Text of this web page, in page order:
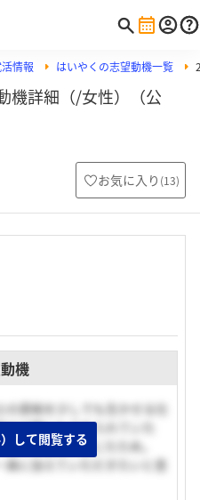
情報 はいやくの志望動機一覧
機詳細（/女性）（公
お気に入り (13)
機
の資格を少しでも生かせる仕
分野にも力を入れていた
ろに魅力を感じたため。
に加えていただきたいと思
して閲覧する